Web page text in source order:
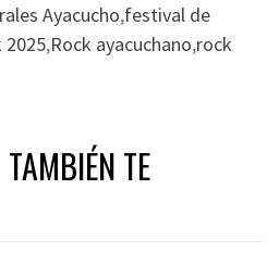
Ayacucho,festival de
2025,Rock ayacuchano,rock
TE